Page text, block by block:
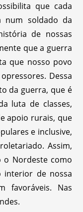
que cada
num soldado da
de nossas
que a guerra
que nosso povo
Dessa
da guerra, que é
luta de classes,
apoio rurais, que
e inclusive,
Assim,
o Nordeste como
de nossa
favoráveis. Nas